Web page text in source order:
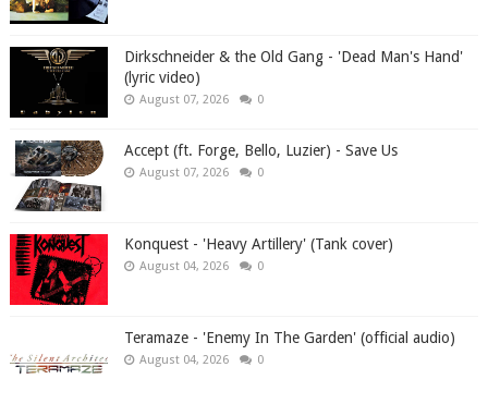
Dirkschneider & the Old Gang - 'Dead Man's Hand'
(lyric video)
August 07, 2026 0
Accept (ft. Forge, Bello, Luzier) - Save Us
August 07, 2026 0
Konquest - 'Heavy Artillery' (Tank cover)
August 04, 2026 0
Teramaze - 'Enemy In The Garden' (official audio)
August 04, 2026 0